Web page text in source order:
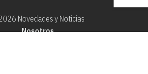
Novedades y Noticias
Nosotros